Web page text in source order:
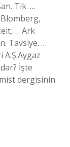
Tik. …
… Ark
Tavsiye. …
İşte
dergisinin